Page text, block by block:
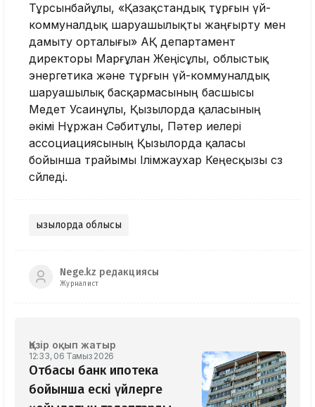
Тұрсынбайұлы, «Қазақстандық тұрғын үй-
коммуналдық шаруашылықты жаңғырту мен
дамыту орталығы» АҚ департамент
директоры Марғұлан Жеңісұлы, облыстық
энергетика және тұрғын үй-коммуналдық
шаруашылық басқармасының басшысы
Медет Усаинұлы, Қызылорда қаласының
әкімі Нұржан Сәбитұлы, Пәтер иелері
ассоциациясының Қызылорда қаласы
бойынша төрайымы Ілімжаухар Кеңесқызы сөз
сөйледі.
Қызылорда облысы
Nege.kz редакциясы
Журналист
Қазір оқып жатыр
12:33, 06 Тамыз 2026
Отбасы банк ипотека
бойынша ескі үйлерге